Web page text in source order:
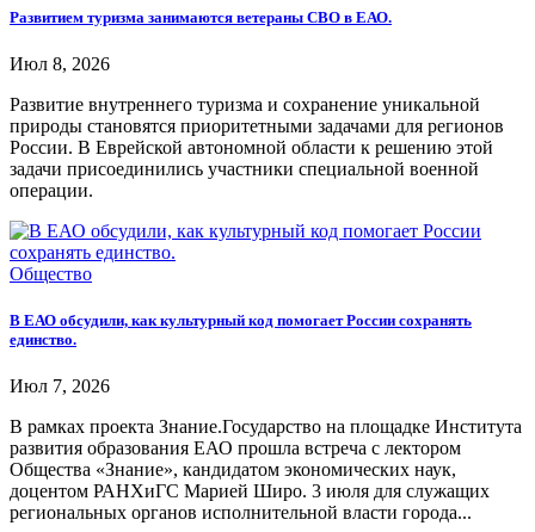
Развитием туризма занимаются ветераны СВО в ЕАО.
Июл 8, 2026
Развитие внутреннего туризма и сохранение уникальной
природы становятся приоритетными задачами для регионов
России. В Еврейской автономной области к решению этой
задачи присоединились участники специальной военной
операции.
Общество
В ЕАО обсудили, как культурный код помогает России сохранять
единство.
Июл 7, 2026
В рамках проекта Знание.Государство на площадке Института
развития образования ЕАО прошла встреча с лектором
Общества «Знание», кандидатом экономических наук,
доцентом РАНХиГС Марией Широ. 3 июля для служащих
региональных органов исполнительной власти города...